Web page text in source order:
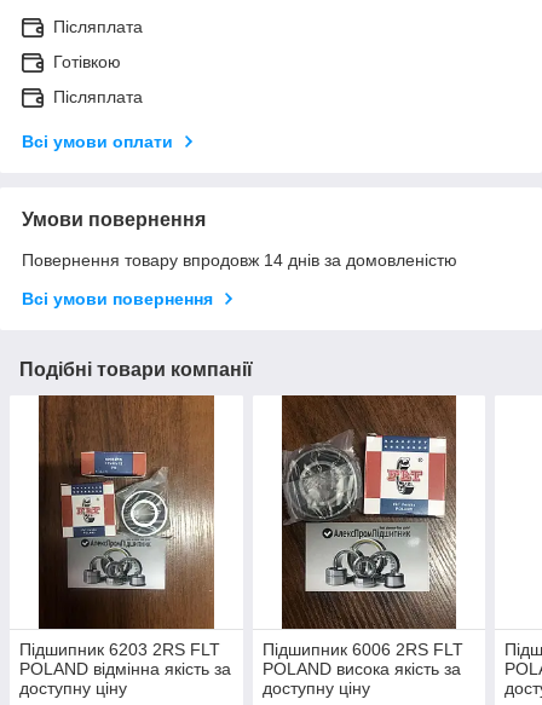
Післяплата
Готівкою
Післяплата
Всі умови оплати
Умови повернення
Повернення товару впродовж 14 днів за домовленістю
Всі умови повернення
Подібні товари компанії
Підшипник 6203 2RS FLT
POLAND відмінна якість за
доступну ціну
Підшипник 6006 2RS FLT
POLAND висока якість за
доступну ціну